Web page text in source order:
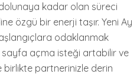
kadar olan süreci
özgü bir enerji taşır. Yeni Ay
odaklanmak
sayfa açma isteği artabilir ve
birlikte partnerinizle derin